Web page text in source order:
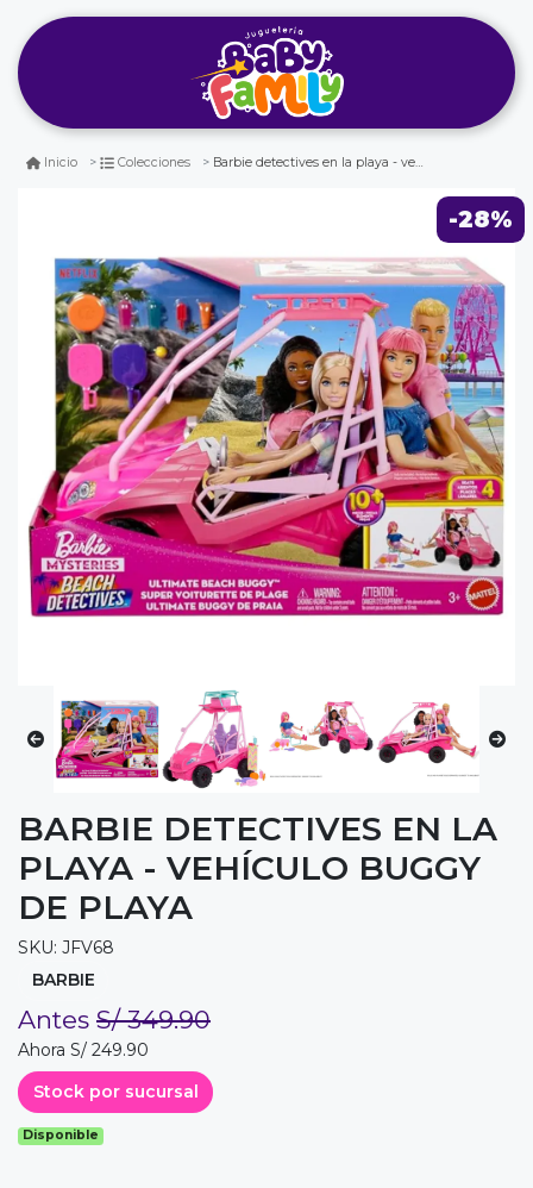
Inicio Colecciones Barbie detectives en la playa - vehículo buggy de playa
-28%
BARBIE DETECTIVES EN LA
PLAYA - VEHÍCULO BUGGY
DE PLAYA
SKU: JFV68
BARBIE
Antes S/ 349.90
Ahora S/ 249.90
Stock por sucursal
Disponible